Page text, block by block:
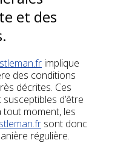
et des
implique
des conditions
décrites. Ces
d’être
moment, les
sont donc
régulière.